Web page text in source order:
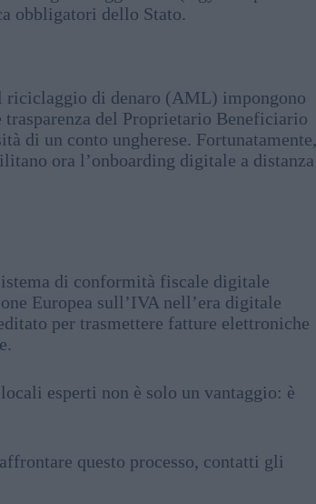
obbligatori dello Stato.
di denaro (AML) impongono
del Proprietario Beneficiario
di un conto ungherese. Fortunatamente,
ora l’onboarding digitale a distanza
di conformità fiscale digitale
Europea sull’IVA nell’era digitale
per trasmettere fatture elettroniche
esperti non è solo un vantaggio: è
questo processo, contatti gli